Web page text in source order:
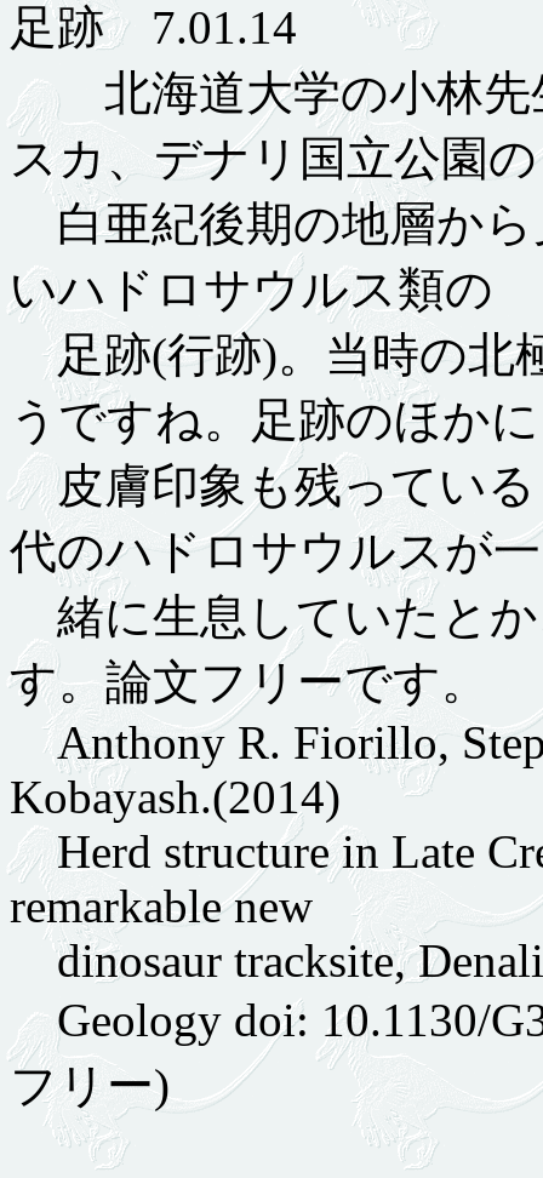
足跡 7.01.14
北海道大学の小林
スカ、デナリ国立公園の
白亜紀後期の地層か
いハドロサウルス類の
足跡(行跡)。当時の北
うですね。足跡のほかに
皮膚印象も残っている
代のハドロサウルスが一
緒に生息していたと
す。論文フリーです。
Anthony R. Fiorillo,
Kobayash.(2014)
Herd structure in Late
remarkable new
dinosaur tracksite,
Geology doi: 10.1130/
フリー)